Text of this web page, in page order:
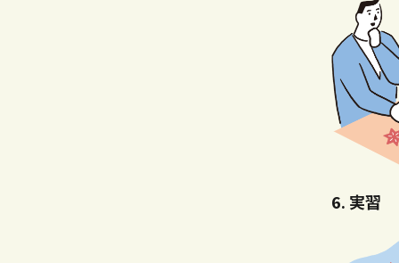
実習